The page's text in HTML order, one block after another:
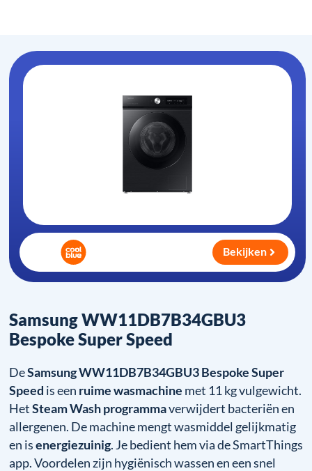
Samsung WW11DB7B34GBU3
Bespoke Super Speed
DeSamsung WW11DB7B34GBU3 Bespoke Super
Speed is een ruime wasmachine met 11 kg vulgewicht.
HetSteam Wash programmaverwijdert bacteriën en
allergenen. De machine mengt wasmiddel gelijkmatig
en isenergiezuinig. Je bedient hem via de SmartThings
app. Voordelen zijn hygiënisch wassen en een snel
Bekijken